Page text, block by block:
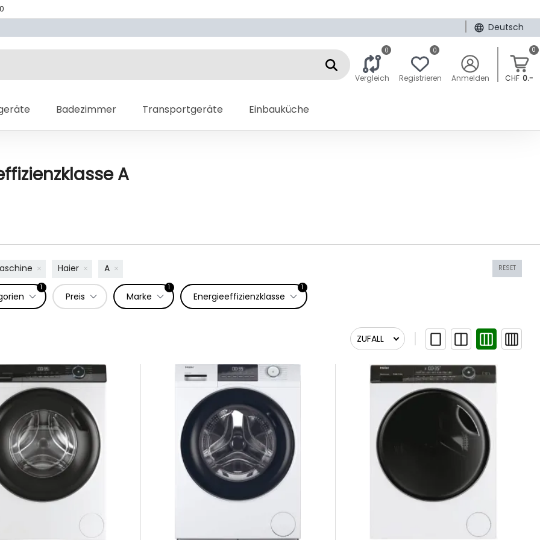
Deutsch
0
Vergleich
0
Registrieren Anmelden
0
CHF 0.-
Badezimmer Transportgeräte Einbauküche
A
RESET
Haier A
1
Preis
1
Marke
1
Energieeffizienzklasse
ZUFALL
Zufall
Relevanz
Relevanz
Newest First
Name A bis Z
Name Z bis A
Preis aufsteigend
Preis absteigend
Am Lager lieferbar